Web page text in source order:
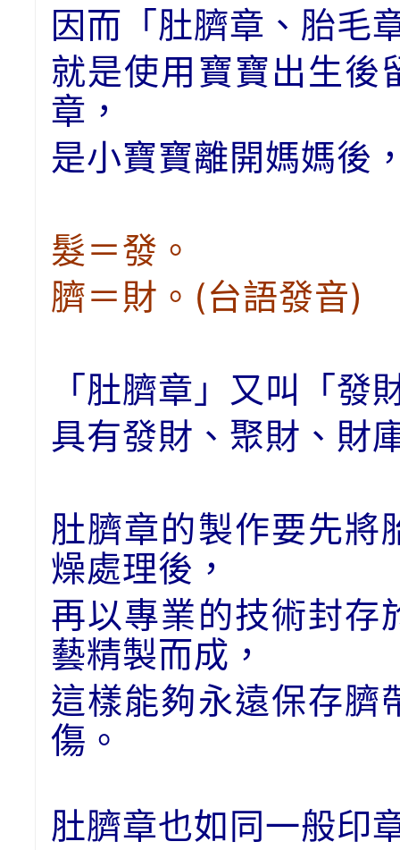
因而「肚臍章、胎毛
就是使用寶寶出生後
章，
是小寶寶離開媽媽後
髮＝發。
臍＝財。(台語發音)
「肚臍章」又叫「發
具有發財、聚財、財
肚臍章的製作要先將
燥處理後，
再以專業的技術封存
藝精製而成，
這樣能夠永遠保存臍
傷。
肚臍章也如同一般印